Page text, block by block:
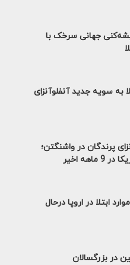
جهانی سرخک با
به سویه جدید آنفلوآنزای
پرندگان در واشنگتن؛
اخیر
ابتلا در اروپا درحال
در بزرگسالان